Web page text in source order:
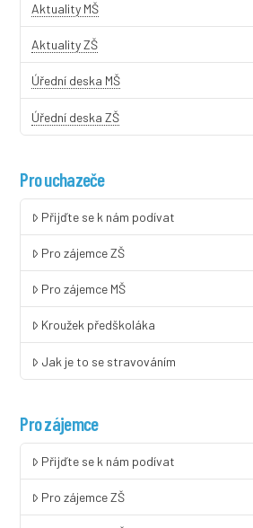
Aktuality MŠ
Aktuality ZŠ
Úřední deska MŠ
Úřední deska ZŠ
Pro uchazeče
Přijďte se k nám podívat
Pro zájemce ZŠ
Pro zájemce MŠ
Kroužek předškoláka
Jak je to se stravováním
Pro zájemce
Přijďte se k nám podívat
Pro zájemce ZŠ